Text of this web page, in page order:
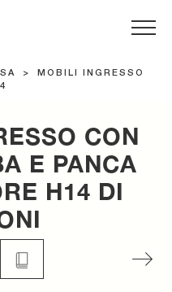
>
MOBILI INGRESSO
CON
E PANCA
H14 DI